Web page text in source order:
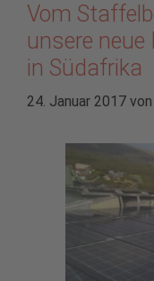
Vom
unsere
in Südafrika
24. Januar 2017 von